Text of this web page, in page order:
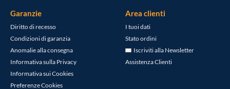
Garanzie
Diritto di recesso
Condizioni di garanzia
Anomalie alla consegna
Informativa sulla Privacy
Informativa sui Cookies
Preferenze Cookies
Area clienti
I tuoi dati
Stato ordini
Iscriviti alla Newsletter
Assistenza Clienti